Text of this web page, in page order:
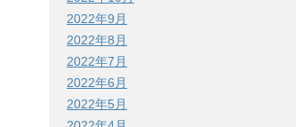
2022年9月
2022年8月
2022年7月
2022年6月
2022年5月